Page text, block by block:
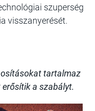
szuperség
visszanyerését.
tartalmaz
a szabályt.